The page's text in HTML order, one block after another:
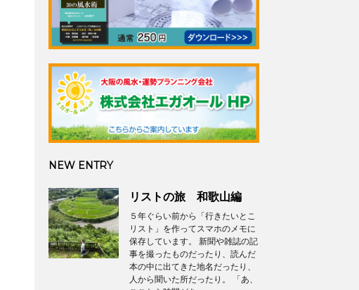
NEW ENTRY
リストの旅 和歌山編
５年ぐらい前から「行きたいとこ
リスト」を作ってスマホのメモに
保存しています。 新聞や雑誌の記
事を撮ったものだったり、読んだ
本の中に出てきた地名だったり、
人から聞いた所だったり。 「あ、